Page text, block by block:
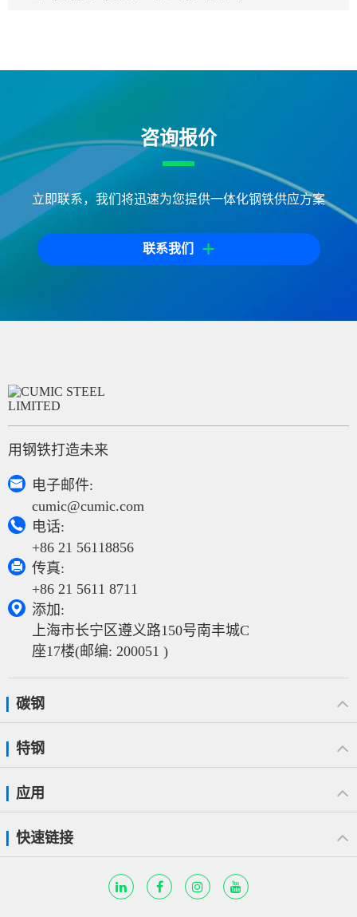
咨询报价
立即联系，我们将迅速为您提供一体化钢铁供应方案
联系我们 +
用钢铁打造未来

电子邮件:
cumic@cumic.com

电话:
+86 21 56118856

传真:
+86 21 5611 8711

添加:
上海市长宁区遵义路150号南丰城C
座17楼(邮编: 200051 )
碳钢
特钢
应用
快速链接